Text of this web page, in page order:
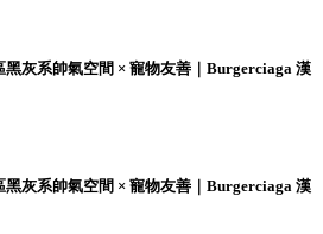
黑灰系帥氣空間 × 寵物友善｜Burgerciaga 漢
黑灰系帥氣空間 × 寵物友善｜Burgerciaga 漢